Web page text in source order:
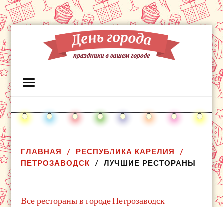
ГЛАВНАЯ
РЕСПУБЛИКА КАРЕЛИЯ
ПЕТРОЗАВОДСК
ЛУЧШИЕ РЕСТОРАНЫ
Все рестораны в городе Петрозаводск